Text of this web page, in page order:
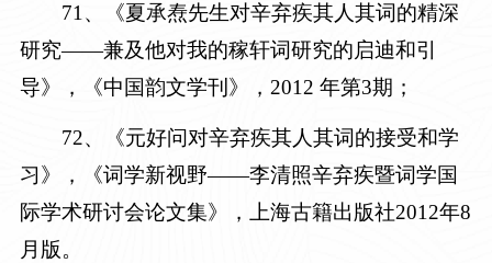
71 、《夏承焘先生对辛弃疾其人其词的精深
研究——兼及他对我的稼轩词研究的启迪和引
导》，
《中国韵文学刊》， 2012 年第3期 ；
72、《元好问对辛弃疾其人其词的接受和学
习》，《词学新视野——李清照辛弃疾暨词学国
际学术研讨会论文集》，上海古籍出版社2012年8
月版。